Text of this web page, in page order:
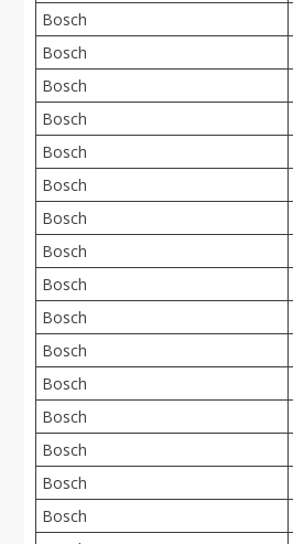
Bosch
Bosch
Bosch
Bosch
Bosch
Bosch
Bosch
Bosch
Bosch
Bosch
Bosch
Bosch
Bosch
Bosch
Bosch
Bosch